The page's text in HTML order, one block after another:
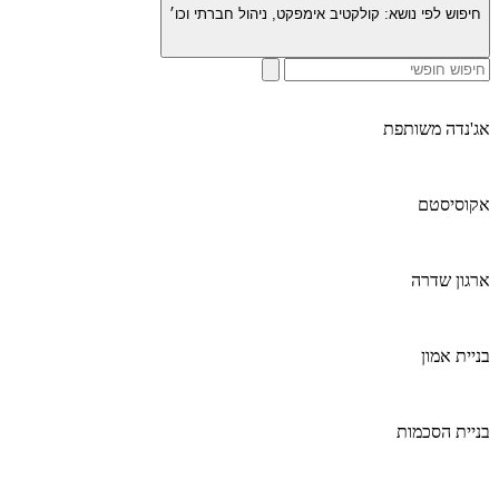
חיפוש לפי נושא: קולקטיב אימפקט, ניהול חברתי וכו׳
אג'נדה משותפת
אקוסיסטם
ארגון שדרה
בניית אמון
בניית הסכמות